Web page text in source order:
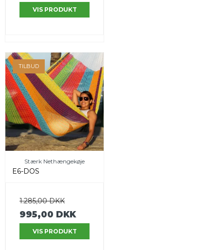
VIS PRODUKT
TILBUD
Stærk Nethængekøje
E6-DOS
1.285,00 DKK
995,00 DKK
VIS PRODUKT